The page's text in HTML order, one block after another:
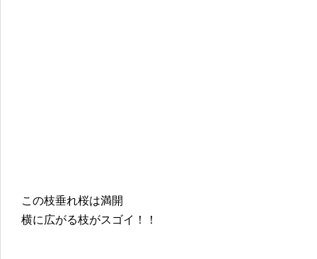
この枝垂れ桜は満開
横に広がる枝がスゴイ！！